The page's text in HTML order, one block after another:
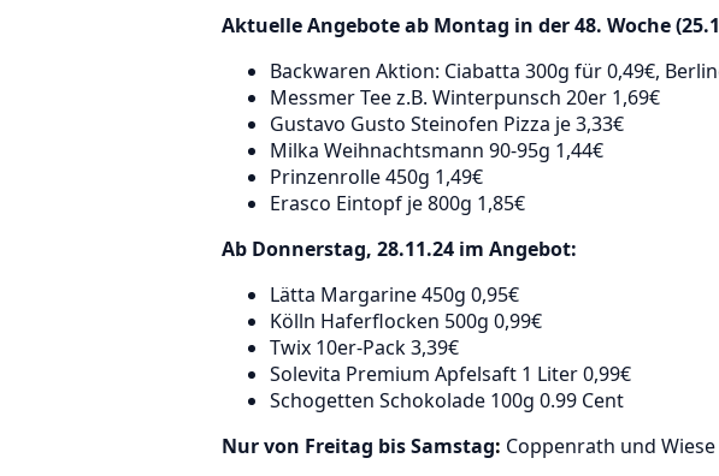
Aktuelle Angebote ab Montag in der 48. Woche
Backwaren Aktion: Ciabatta 300g für 0,49€,
Messmer Tee z.B. Winterpunsch 20er 1,69€
Gustavo Gusto Steinofen Pizza je 3,33€
Milka Weihnachtsmann 90-95g 1,44€
Prinzenrolle 450g 1,49€
Erasco Eintopf je 800g 1,85€
Ab Donnerstag, 28.11.24 im Angebot:
Lätta Margarine 450g 0,95€
Kölln Haferflocken 500g 0,99€
Twix 10er-Pack 3,39€
Solevita Premium Apfelsaft 1 Liter 0,99€
Schogetten Schokolade 100g 0.99 Cent
Nur von Freitag bis Samstag: Coppenrath und